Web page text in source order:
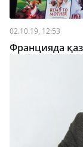
02.10.19, 12:53
Францияда